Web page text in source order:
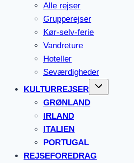
Alle rejser
Grupperejser
Kør-selv-ferie
Vandreture
Hoteller
Seværdigheder
KULTURREJSER
GRØNLAND
IRLAND
ITALIEN
PORTUGAL
REJSEFOREDRAG